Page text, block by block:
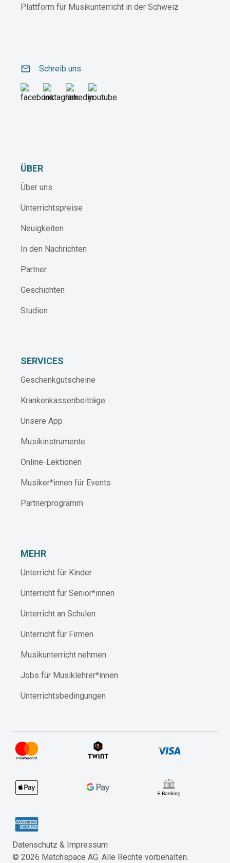
Plattform für Musikunterricht in der Schweiz
email Schreib uns
ÜBER
Über uns
Unterrichtspreise
Neuigkeiten
In den Nachrichten
Partner
Geschichten
Studien
SERVICES
Geschenkgutscheine
Krankenkassenbeiträge
Unsere App
Musikinstrumente
Online-Lektionen
Musiker*innen für Events
Partnerprogramm
MEHR
Unterricht für Kinder
Unterricht für Senior*innen
Unterricht an Schulen
Unterricht für Firmen
Musikunterricht nehmen
Jobs für Musiklehrer*innen
Unterrichtsbedingungen
© 2026 Matchspace AG. Alle Rechte vorbehalten.
Datenschutz & Impressum​